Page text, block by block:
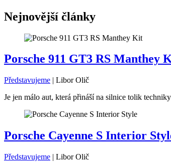
Nejnovější články
Porsche 911 GT3 RS Manthey
Představujeme | Libor Olič
Je jen málo aut, která přináší na silnice tolik
Porsche Cayenne S Interior
Představujeme | Libor Olič